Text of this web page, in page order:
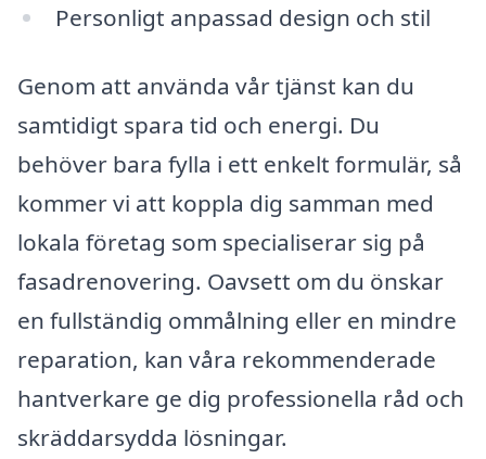
Personligt anpassad design och stil
Genom att använda vår tjänst kan du
samtidigt spara tid och energi. Du
behöver bara fylla i ett enkelt formulär, så
kommer vi att koppla dig samman med
lokala företag som specialiserar sig på
fasadrenovering. Oavsett om du önskar
en fullständig ommålning eller en mindre
reparation, kan våra rekommenderade
hantverkare ge dig professionella råd och
skräddarsydda lösningar.